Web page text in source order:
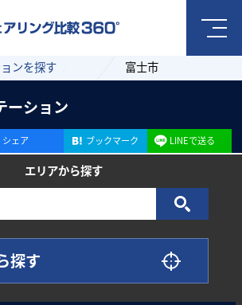
ンを探す 富士市
ーション
シェア ブックマーク LINEで送る
エリアから探す
探す